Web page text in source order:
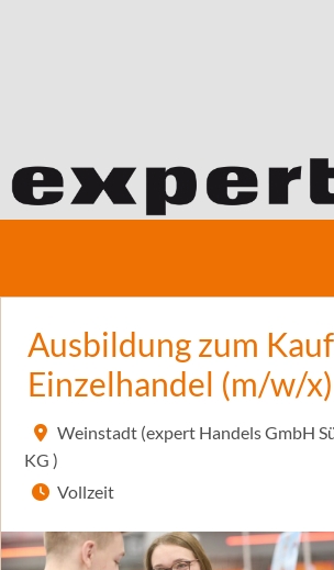
Ausbildung zum
Einzelhandel (m/w/x)
Weinstadt (expert Handels GmbH
KG )
Vollzeit